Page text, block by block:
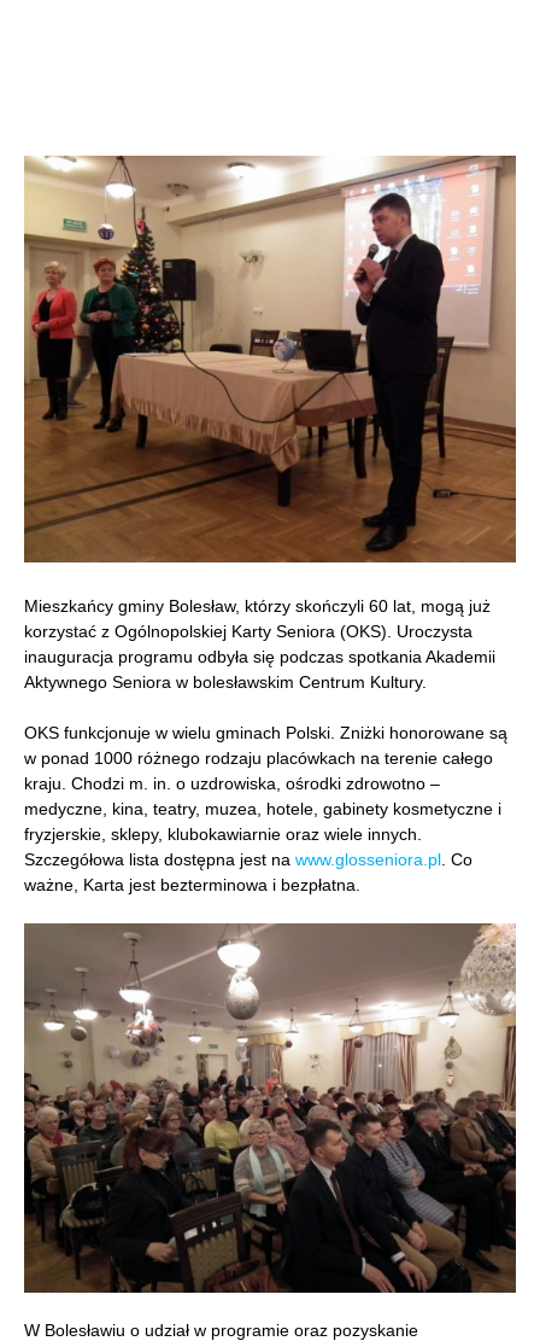
Mieszkańcy gminy Bolesław, którzy skończyli 60 lat, mogą już
korzystać z Ogólnopolskiej Karty Seniora (OKS). Uroczysta
inauguracja programu odbyła się podczas spotkania Akademii
Aktywnego Seniora w bolesławskim Centrum Kultury.
OKS funkcjonuje w wielu gminach Polski. Zniżki honorowane są
w ponad 1000 różnego rodzaju placówkach na terenie całego
kraju. Chodzi m. in. o uzdrowiska, ośrodki zdrowotno –
medyczne, kina, teatry, muzea, hotele, gabinety kosmetyczne i
fryzjerskie, sklepy, klubokawiarnie oraz wiele innych.
Szczegółowa lista dostępna jest na www.glosseniora.pl . Co
ważne, Karta jest bezterminowa i bezpłatna.
W Bolesławiu o udział w programie oraz pozyskanie